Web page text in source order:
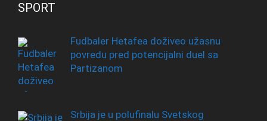
SPORT
Fudbaler Hetafea doživeo užasnu
povredu pred potencijalni duel sa
Partizanom
Srbija je u polufinalu Svetskog